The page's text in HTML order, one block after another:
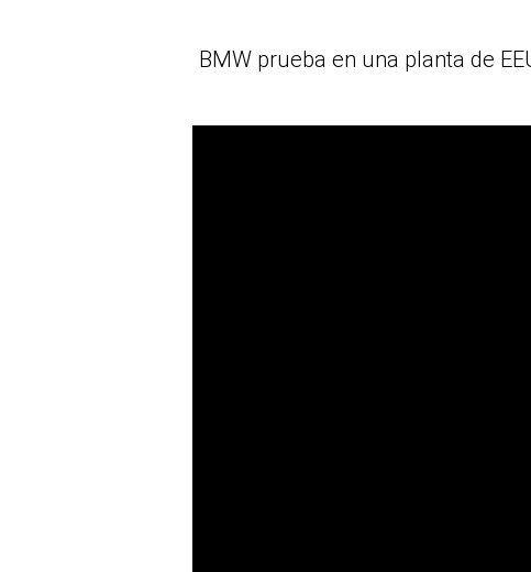
BMW prueba en una planta de